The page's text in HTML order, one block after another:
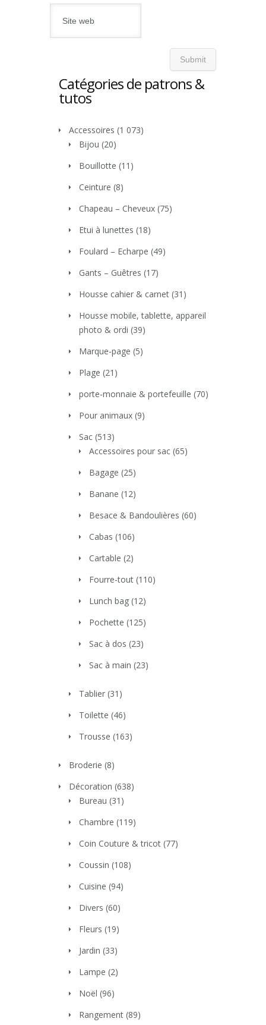
Catégories de patrons &
tutos
Accessoires (1 073)
Bijou (20)
Bouillotte (11)
Ceinture (8)
Chapeau – Cheveux (75)
Etui à lunettes (18)
Foulard – Echarpe (49)
Gants – Guêtres (17)
Housse cahier & carnet (31)
Housse mobile, tablette, appareil
photo & ordi (39)
Marque-page (5)
Plage (21)
porte-monnaie & portefeuille (70)
Pour animaux (9)
Sac (513)
Accessoires pour sac (65)
Bagage (25)
Banane (12)
Besace & Bandoulières (60)
Cabas (106)
Cartable (2)
Fourre-tout (110)
Lunch bag (12)
Pochette (125)
Sac à dos (23)
Sac à main (23)
Tablier (31)
Toilette (46)
Trousse (163)
Broderie (8)
Décoration (638)
Bureau (31)
Chambre (119)
Coin Couture & tricot (77)
Coussin (108)
Cuisine (94)
Divers (60)
Fleurs (19)
Jardin (33)
Lampe (2)
Noël (96)
Rangement (89)